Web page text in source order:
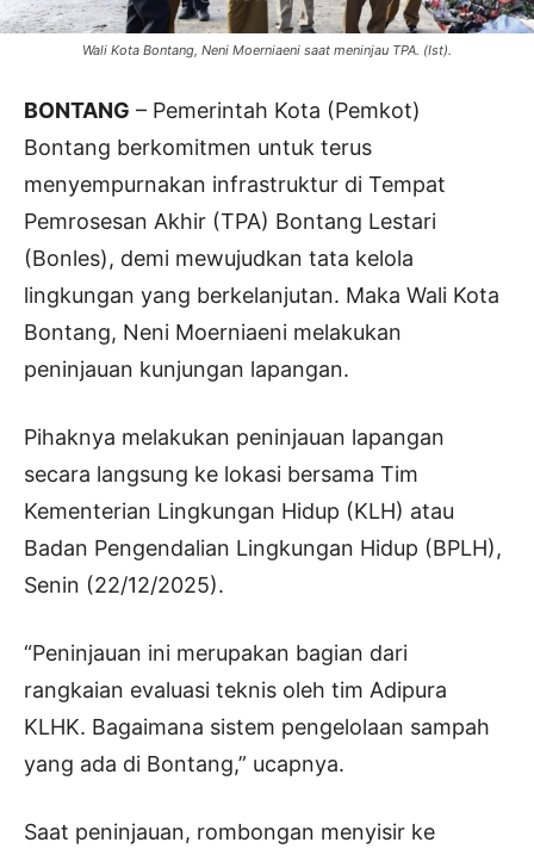
Wali Kota Bontang, Neni Moerniaeni saat meninjau TPA. (Ist).
BONTANG – Pemerintah Kota (Pemkot)
Bontang berkomitmen untuk terus
menyempurnakan infrastruktur di Tempat
Pemrosesan Akhir (TPA) Bontang Lestari
(Bonles), demi mewujudkan tata kelola
lingkungan yang berkelanjutan. Maka Wali Kota
Bontang, Neni Moerniaeni melakukan
peninjauan kunjungan lapangan.
Pihaknya melakukan peninjauan lapangan
secara langsung ke lokasi bersama Tim
Kementerian Lingkungan Hidup (KLH) atau
Badan Pengendalian Lingkungan Hidup (BPLH),
Senin (22/12/2025).
“Peninjauan ini merupakan bagian dari
rangkaian evaluasi teknis oleh tim Adipura
KLHK. Bagaimana sistem pengelolaan sampah
yang ada di Bontang,” ucapnya.
Saat peninjauan, rombongan menyisir ke